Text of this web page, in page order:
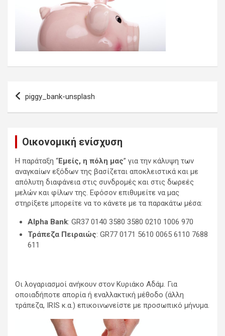
Πλοήγηση
άρθρων
piggy_bank-unsplash
Οικονομική ενίσχυση
Η παράταξη “Εμείς, η πόλη μας” για την κάλυψη των
αναγκαίων εξόδων της βασίζεται αποκλειστικά και με
απόλυτη διαφάνεια στις συνδρομές και στις δωρεές
μελών και φίλων της. Εφόσον επιθυμείτε να μας
στηρίξετε μπορείτε να το κάνετε με τα παρακάτω μέσα:
Alpha Bank: GR37 0140 3580 3580 0210 1006 970
Τράπεζα Πειραιώς: GR77 0171 5610 0065 6110 7688
611
Οι λογαριασμοί ανήκουν στον Κυριάκο Αδάμ. Για
οποιαδήποτε απορία ή εναλλακτική μέθοδο (άλλη
τράπεζα, IRIS κ.α.) επικοινωνείστε με προσωπικό μήνυμα.